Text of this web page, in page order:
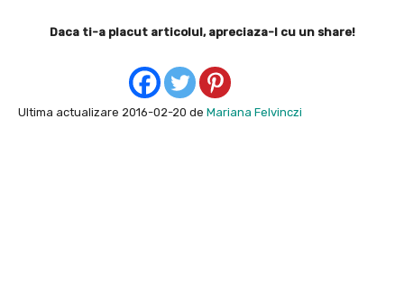
Daca ti-a placut articolul, apreciaza-l cu un share!
Ultima actualizare 2016-02-20 de Mariana Felvinczi